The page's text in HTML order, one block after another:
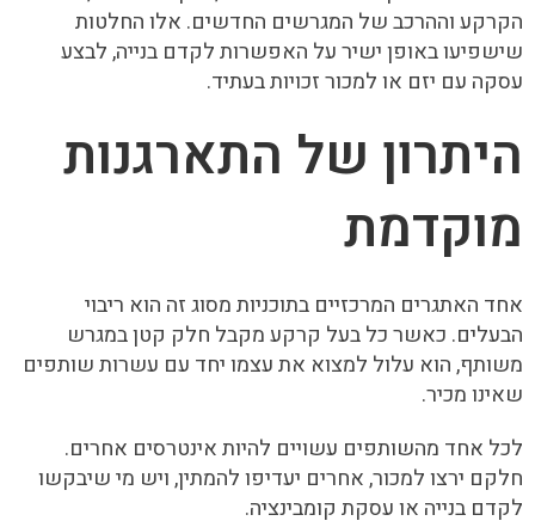
הקרקע וההרכב של המגרשים החדשים. אלו החלטות
שישפיעו באופן ישיר על האפשרות לקדם בנייה, לבצע
עסקה עם יזם או למכור זכויות בעתיד.
היתרון של התארגנות
מוקדמת
אחד האתגרים המרכזיים בתוכניות מסוג זה הוא ריבוי
הבעלים. כאשר כל בעל קרקע מקבל חלק קטן במגרש
משותף, הוא עלול למצוא את עצמו יחד עם עשרות שותפים
שאינו מכיר.
לכל אחד מהשותפים עשויים להיות אינטרסים אחרים.
חלקם ירצו למכור, אחרים יעדיפו להמתין, ויש מי שיבקשו
לקדם בנייה או עסקת קומבינציה.